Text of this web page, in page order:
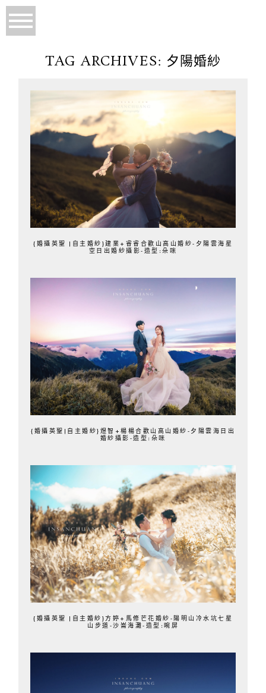
TAG ARCHIVES: 夕陽婚紗
{婚攝英聖 |自主婚紗}建業+睿睿合歡山高山婚紗-夕陽雲海星
空日出婚紗攝影-造型:朵咪
{婚攝英聖|自主婚紗}煜智+楊楊合歡山高山婚紗-夕陽雲海日出
婚紗攝影-造型:朵咪
{婚攝英聖 |自主婚紗}方婷+馬修芒花婚紗-陽明山冷水坑七星
山步道-沙崙海灘-造型:晼屏